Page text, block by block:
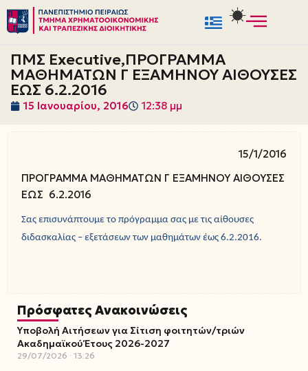
Μεταπηδήστε
στο
περιεχόμενο
ΠΜΣ Executive,ΠΡΟΓΡΑΜΜΑ
ΜΑΘΗΜΑΤΩΝ Γ ΕΞΑΜΗΝΟΥ ΑΙΘΟΥΣΕΣ
ΕΩΣ 6.2.2016
15 Ιανουαρίου, 2016 12:38 μμ
15/1/2016
ΠΡΟΓΡΑΜΜΑ ΜΑΘΗΜΑΤΩΝ Γ ΕΞΑΜΗΝΟΥ ΑΙΘΟΥΣΕΣ
ΕΩΣ 6.2.2016
Σας επισυνάπτουμε το πρόγραμμα σας με τις αίθουσες
διδασκαλίας – εξετάσεων των μαθημάτων έως 6.2.2016.
Πρόσφατες Ανακοινώσεις
Υποβολή Αιτήσεων για Σίτιση φοιτητών/τριών
Ακαδημαϊκού Έτους 2026-2027
29/07/2026 13:26